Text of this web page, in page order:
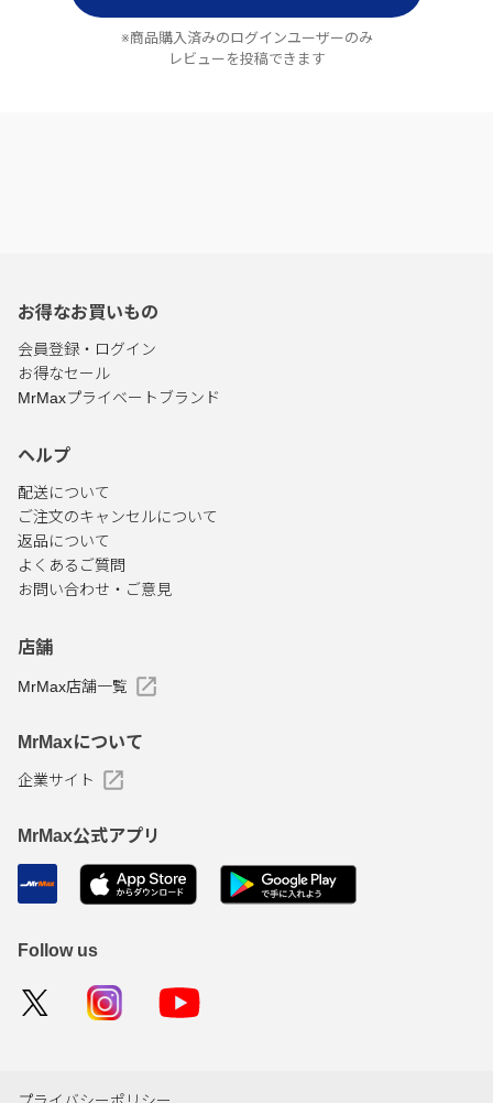
※商品購入済みのログインユーザーのみ
レビューを投稿できます
お得なお買いもの
会員登録・ログイン
お得なセール
MrMaxプライベートブランド
ヘルプ
配送について
ご注文のキャンセルについて
返品について
よくあるご質問
お問い合わせ・ご意見
店舗
MrMax店舗一覧
MrMaxについて
企業サイト
MrMax公式アプリ
Follow us